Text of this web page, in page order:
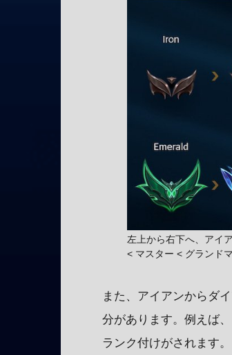
左上から右下へ、アイ
< マスター < グランド
また、アイアンからダ
分があります。例えば
ランク付けがされます。